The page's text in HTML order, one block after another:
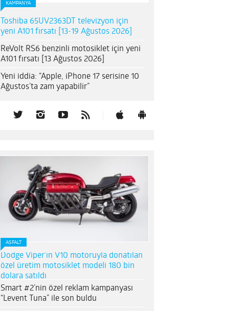
KAMPANYA
Toshiba 65UV2363DT televizyon için
yeni A101 fırsatı [13-19 Ağustos 2026]
ReVolt RS6 benzinli motosiklet için yeni
A101 fırsatı [13 Ağustos 2026]
Yeni iddia: “Apple, iPhone 17 serisine 10
Ağustos’ta zam yapabilir”
ASFALT
Dodge Viper’ın V10 motoruyla donatılan
özel üretim motosiklet modeli 180 bin
dolara satıldı
Smart #2’nin özel reklam kampanyası
“Levent Tuna” ile son buldu